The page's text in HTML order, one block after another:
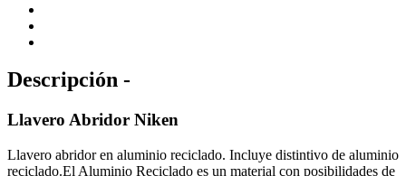
Descripción -
Llavero Abridor Niken
Llavero abridor en aluminio reciclado. Incluye distintivo de aluminio
reciclado.El Aluminio Reciclado es un material con posibilidades de